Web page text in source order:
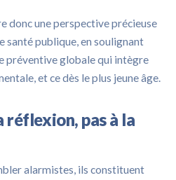
donc une perspective précieuse
santé publique, en soulignant
préventive globale qui intègre
et ce dès le plus jeune âge.
pas à la
alarmistes, ils constituent